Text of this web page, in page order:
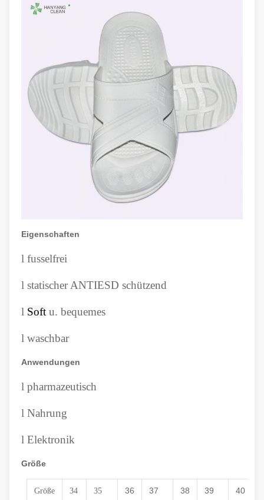
Eigenschaften
l fusselfrei
l statischer ANTIESD schützend
l Soft u. bequemes
l waschbar
Anwendungen
l pharmazeutisch
l Nahrung
l Elektronik
Größe
Größe 34 35 36 37 38 39 40